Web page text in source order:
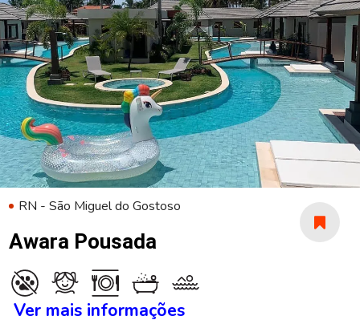
RN - São Miguel do Gostoso
Awara Pousada
Ver mais informações